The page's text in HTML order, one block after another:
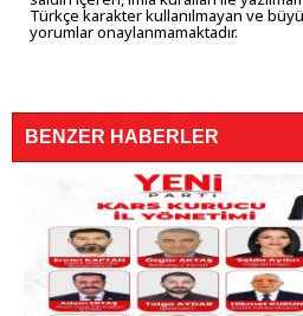
Türkçe karakter kullanılmayan ve
yorumlar onaylanmamaktadır.
BENZER HABERLER